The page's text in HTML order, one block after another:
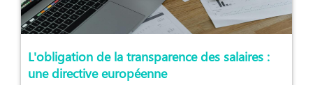
L'obligation de la transparence des salaires :
une directive européenne